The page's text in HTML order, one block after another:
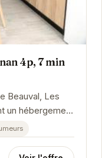
4p, 7 min
Beauval, Les
un hébergement